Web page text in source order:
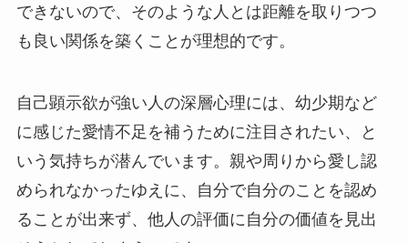
できないので、そのような人とは距離を取りつつ
も良い関係を築くことが理想的です。
自己顕示欲が強い人の深層心理には、幼少期など
に感じた愛情不足を補うために注目されたい、と
いう気持ちが潜んでいます。親や周りから愛し認
められなかったゆえに、自分で自分のことを認め
ることが出来ず、他人の評価に自分の価値を見出